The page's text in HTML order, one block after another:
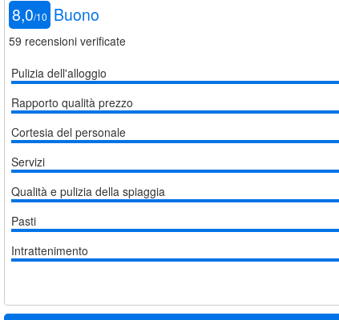
8,0/10 Buono
59 recensioni verificate
Pulizia dell'alloggio
Rapporto qualità prezzo
Cortesia del personale
Servizi
Qualità e pulizia della spiaggia
Pasti
Intrattenimento